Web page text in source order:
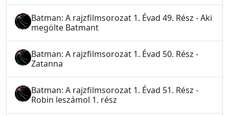
Batman: A rajzfilmsorozat 1. Évad 49. Rész - Aki
megölte Batmant
Batman: A rajzfilmsorozat 1. Évad 50. Rész -
Zatanna
Batman: A rajzfilmsorozat 1. Évad 51. Rész -
Robin leszámol 1. rész